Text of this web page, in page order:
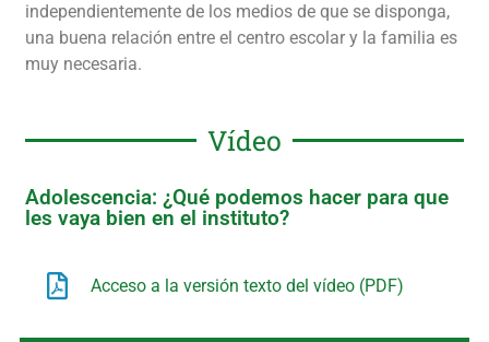
independientemente de los medios de que se disponga,
una buena relación entre el centro escolar y la familia es
muy necesaria.
Vídeo
Adolescencia: ¿Qué podemos hacer para que
les vaya bien en el instituto?
Acceso a la versión texto del vídeo (PDF)